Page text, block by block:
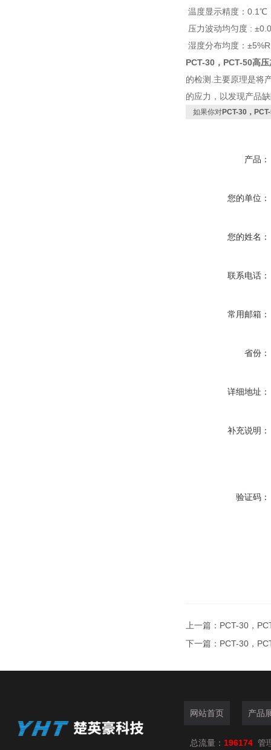
温度显示精度： 0.1℃
压力波动均匀度 : ±
湿度分布均度：±
PCT-30，PCT-50高
的检测.主要原理是将
的应力，以发现产品
如果你对PCT-30，
产品：
您的单位：
您的姓名：
联系电话：
常用邮箱：
省份：
详细地址：
补充说明：
验证码：
上一篇： PCT-30，
下一篇： PCT-30，
网站首页 产品
总流量： 196174 管